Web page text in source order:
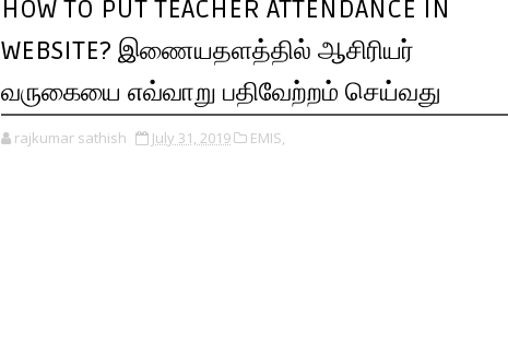
HOW TO PUT TEACHER ATTENDANCE IN
WEBSITE? இணையதளத்தில் ஆசிரியர்
வருகையை எவ்வாறு பதிவேற்றம் செய்வது
rajkumar sathish July 31, 2019 EMIS,